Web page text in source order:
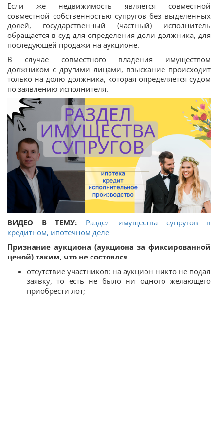
Если же недвижимость является совместной
совместной собственностью супругов без выделенных
долей, государственный (частный) исполнитель
обращается в суд для определения доли должника, для
последующей продажи на аукционе.
В случае совместного владения имуществом
должником с другими лицами, взыскание происходит
только на долю должника, которая определяется судом
по заявлению исполнителя.
ВИДЕО В ТЕМУ:
Раздел имущества супругов в
кредитном, ипотечном деле
Признание аукциона (аукциона за фиксированной
ценой) таким, что не состоялся
отсутствие участников: на аукцион никто не подал
заявку, то есть не было ни одного желающего
приобрести лот;